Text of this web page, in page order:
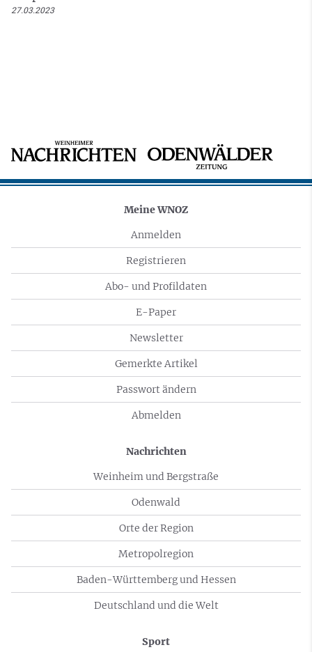
27.03.2023
Meine WNOZ
Anmelden
Registrieren
Abo- und Profildaten
E-Paper
Newsletter
Gemerkte Artikel
Passwort ändern
Abmelden
Nachrichten
Weinheim und Bergstraße
Odenwald
Orte der Region
Metropolregion
Baden-Württemberg und Hessen
Deutschland und die Welt
Sport